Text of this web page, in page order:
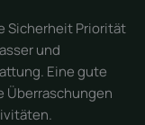
Sicherheit Priorität
und
Eine gute
Überraschungen